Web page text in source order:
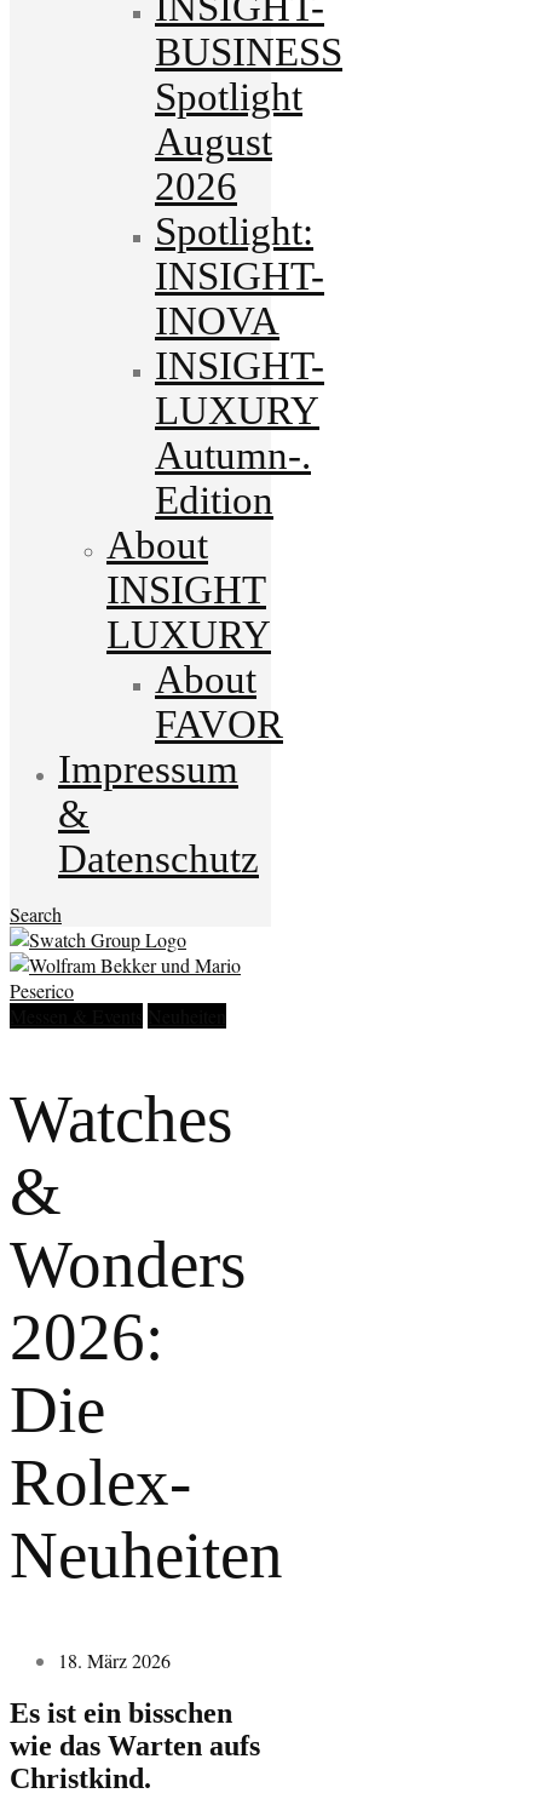
BUSINESS
Spotlight
August
2026
Spotlight:
INSIGHT-
INOVA
INSIGHT-
LUXURY
Autumn-.
Edition
About
INSIGHT
LUXURY
About
FAVOR
Impressum
&
Datenschutz
Search
Watches
&
Wonders
2026:
Die
Rolex-
Neuheiten
18. März 2026
Es ist ein bisschen
wie das Warten aufs
Christkind.